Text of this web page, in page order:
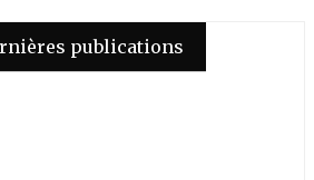
publications